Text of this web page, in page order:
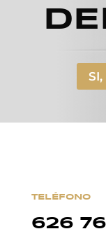
SI,
TELÉFONO
626